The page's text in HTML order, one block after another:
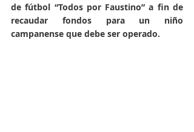
de fútbol “Todos por Faustino” a fin de
recaudar fondos para un niño
campanense que debe ser operado.